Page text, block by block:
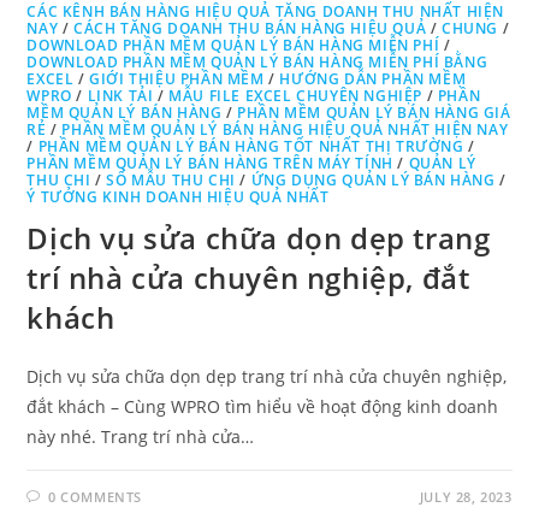
CÁC KÊNH BÁN HÀNG HIỆU QUẢ TĂNG DOANH THU NHẤT HIỆN
NAY /CÁCH TĂNG DOANH THU BÁN HÀNG HIỆU QUẢ /CHUNG /
DOWNLOAD PHẦN MỀM QUẢN LÝ BÁN HÀNG MIỄN PHÍ /
DOWNLOAD PHẦN MỀM QUẢN LÝ BÁN HÀNG MIỄN PHÍ BẰNG
EXCEL /GIỚI THIỆU PHẦN MỀM / HƯỚNG DẪN PHẦN MỀM
WPRO / LINK TẢI / MẪU FILE EXCEL CHUYÊN NGHIỆP / PHẦN
MỀM QUẢN LÝ BÁN HÀNG / PHẦN MỀM QUẢN LÝ BÁN HÀNG GIÁ
RẺ / PHẦN MỀM QUẢN LÝ BÁN HÀNG HIỆU QUẢ NHẤT HIỆN NAY
/ PHẦN MỀM QUẢN LÝ BÁN HÀNG TỐT NHẤT THỊ TRƯỜNG /
PHẦN MỀM QUẢN LÝ BÁN HÀNG TRÊN MÁY TÍNH / QUẢN LÝ
THU CHI /SỔ MẪU THU CHI / ỨNG DỤNG QUẢN LÝ BÁN HÀNG /
Ý TƯỞNG KINH DOANH HIỆU QUẢ NHẤT
Dịch vụ sửa chữa dọn dẹp trang
trí nhà cửa chuyên nghiệp, đắt
khách
Dịch vụ sửa chữa dọn dẹp trang trí nhà cửa chuyên nghiệp,
đắt khách – Cùng WPRO tìm hiểu về hoạt động kinh doanh
này nhé. Trang trí nhà cửa…
0 COMMENTS JULY 28, 2023